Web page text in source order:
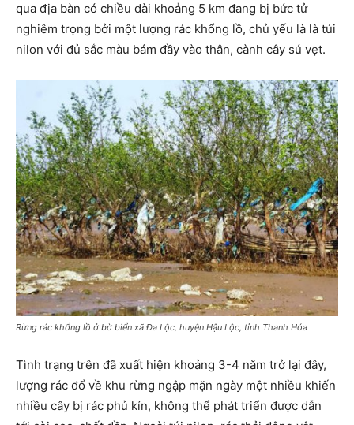
qua địa bàn có chiều dài khoảng 5 km đang bị bức tử
nghiêm trọng bởi một lượng rác khổng lồ, chủ yếu là là túi
nilon với đủ sắc màu bám đầy vào thân, cành cây sú vẹt.
Rừng rác khổng lồ ở bờ biển xã Đa Lộc, huyện Hậu Lộc, tỉnh Thanh Hóa
Tình trạng trên đã xuất hiện khoảng 3-4 năm trở lại đây,
lượng rác đổ về khu rừng ngập mặn ngày một nhiều khiến
nhiều cây bị rác phủ kín, không thể phát triển được dẫn